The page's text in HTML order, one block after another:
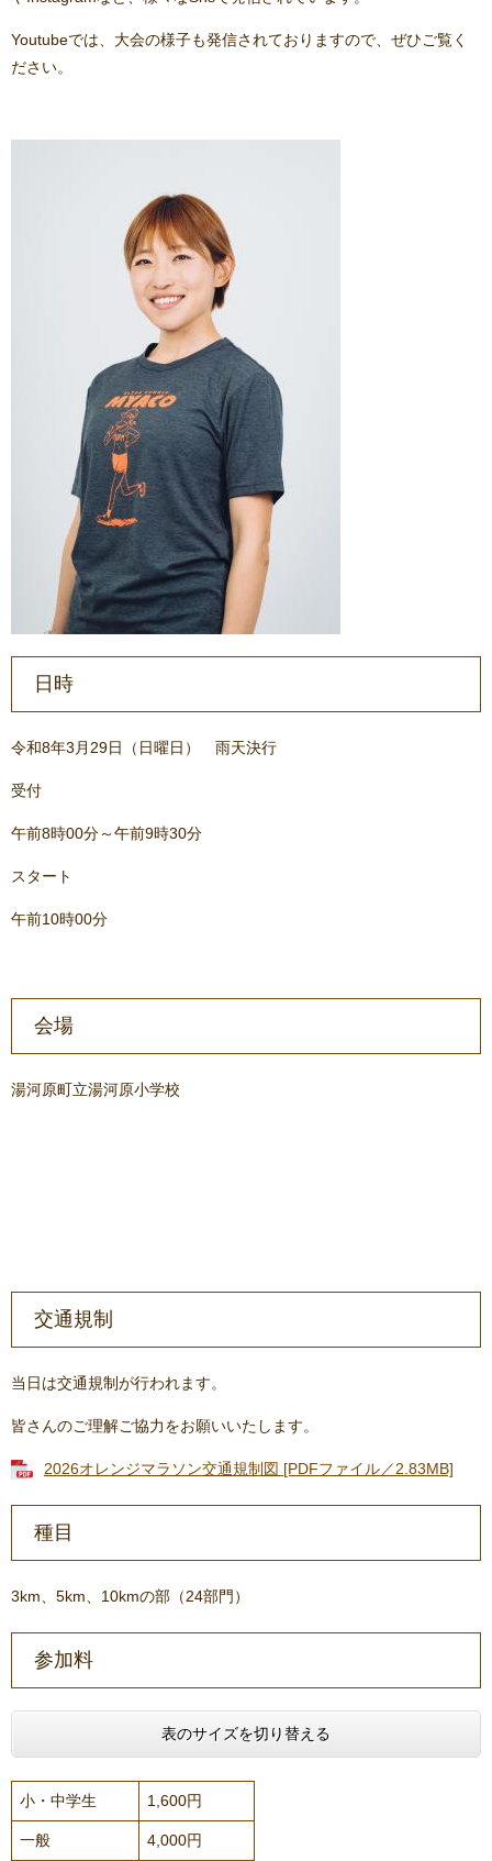
Youtubeでは、大会の様子も発信されておりますので、ぜひご覧く
ださい。
日時
令和8年3月29日（日曜日） 雨天決行
受付
午前8時00分～午前9時30分
スタート
午前10時00分
会場
湯河原町立湯河原小学校
交通規制
当日は交通規制が行われます。
皆さんのご理解ご協力をお願いいたします。
2026オレンジマラソン交通規制図 [PDFファイル／2.83MB]
種目
3km、5km、10kmの部（24部門）
参加料
表のサイズを切り替える
小・中学生 1,600円
一般 4,000円